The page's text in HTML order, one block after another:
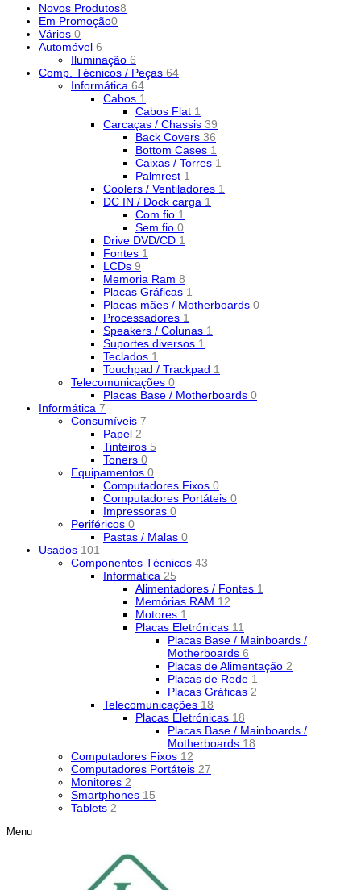
Novos Produtos8
Em Promoção0
Vários 0
Automóvel 6
Iluminação 6
Comp. Técnicos / Peças 64
Informática 64
Cabos 1
Cabos Flat 1
Carcaças / Chassis 39
Back Covers 36
Bottom Cases 1
Caixas / Torres 1
Palmrest 1
Coolers / Ventiladores 1
DC IN / Dock carga 1
Com fio 1
Sem fio 0
Drive DVD/CD 1
Fontes 1
LCDs 9
Memoria Ram 8
Placas Gráficas 1
Placas mães / Motherboards 0
Processadores 1
Speakers / Colunas 1
Suportes diversos 1
Teclados 1
Touchpad / Trackpad 1
Telecomunicações 0
Placas Base / Motherboards 0
Informática 7
Consumíveis 7
Papel 2
Tinteiros 5
Toners 0
Equipamentos 0
Computadores Fixos 0
Computadores Portáteis 0
Impressoras 0
Periféricos 0
Pastas / Malas 0
Usados 101
Componentes Técnicos 43
Informática 25
Alimentadores / Fontes 1
Memórias RAM 12
Motores 1
Placas Eletrónicas 11
Placas Base / Mainboards /
Motherboards 6
Placas de Alimentação 2
Placas de Rede 1
Placas Gráficas 2
Telecomunicações 18
Placas Eletrónicas 18
Placas Base / Mainboards /
Motherboards 18
Computadores Fixos 12
Computadores Portáteis 27
Monitores 2
Smartphones 15
Tablets 2
Menu